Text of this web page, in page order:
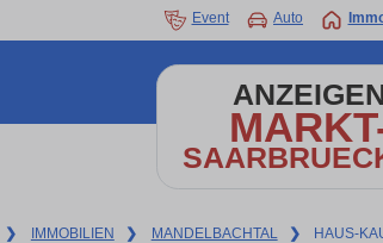
Event Auto
❯ IMMOBILIEN ❯ MANDELBACHTAL ❯ HAUS-